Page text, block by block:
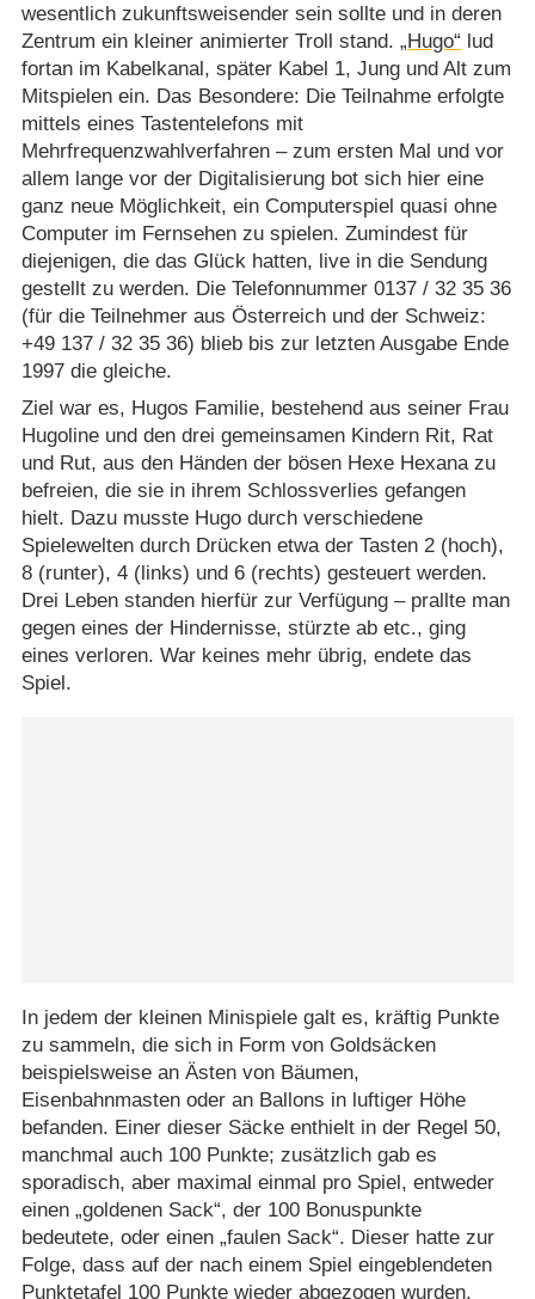
wesentlich zukunftsweisender sein sollte und in deren
Zentrum ein kleiner animierter Troll stand. „Hugo“ lud
fortan im Kabelkanal, später Kabel 1, Jung und Alt zum
Mitspielen ein. Das Besondere: Die Teilnahme erfolgte
mittels eines Tastentelefons mit
Mehrfrequenzwahlverfahren – zum ersten Mal und vor
allem lange vor der Digitalisierung bot sich hier eine
ganz neue Möglichkeit, ein Computerspiel quasi ohne
Computer im Fernsehen zu spielen. Zumindest für
diejenigen, die das Glück hatten, live in die Sendung
gestellt zu werden. Die Telefonnummer 0137 /​ 32 35 36
(für die Teilnehmer aus Österreich und der Schweiz:
+49 137 /​ 32 35 36) blieb bis zur letzten Ausgabe Ende
1997 die gleiche.
Ziel war es, Hugos Familie, bestehend aus seiner Frau
Hugoline und den drei gemeinsamen Kindern Rit, Rat
und Rut, aus den Händen der bösen Hexe Hexana zu
befreien, die sie in ihrem Schlossverlies gefangen
hielt. Dazu musste Hugo durch verschiedene
Spielewelten durch Drücken etwa der Tasten 2 (hoch),
8 (runter), 4 (links) und 6 (rechts) gesteuert werden.
Drei Leben standen hierfür zur Verfügung – prallte man
gegen eines der Hindernisse, stürzte ab etc., ging
eines verloren. War keines mehr übrig, endete das
Spiel.
In jedem der kleinen Minispiele galt es, kräftig Punkte
zu sammeln, die sich in Form von Goldsäcken
beispielsweise an Ästen von Bäumen,
Eisenbahnmasten oder an Ballons in luftiger Höhe
befanden. Einer dieser Säcke enthielt in der Regel 50,
manchmal auch 100 Punkte; zusätzlich gab es
sporadisch, aber maximal einmal pro Spiel, entweder
einen „goldenen Sack“, der 100 Bonuspunkte
bedeutete, oder einen „faulen Sack“. Dieser hatte zur
Folge, dass auf der nach einem Spiel eingeblendeten
Punktetafel 100 Punkte wieder abgezogen wurden.